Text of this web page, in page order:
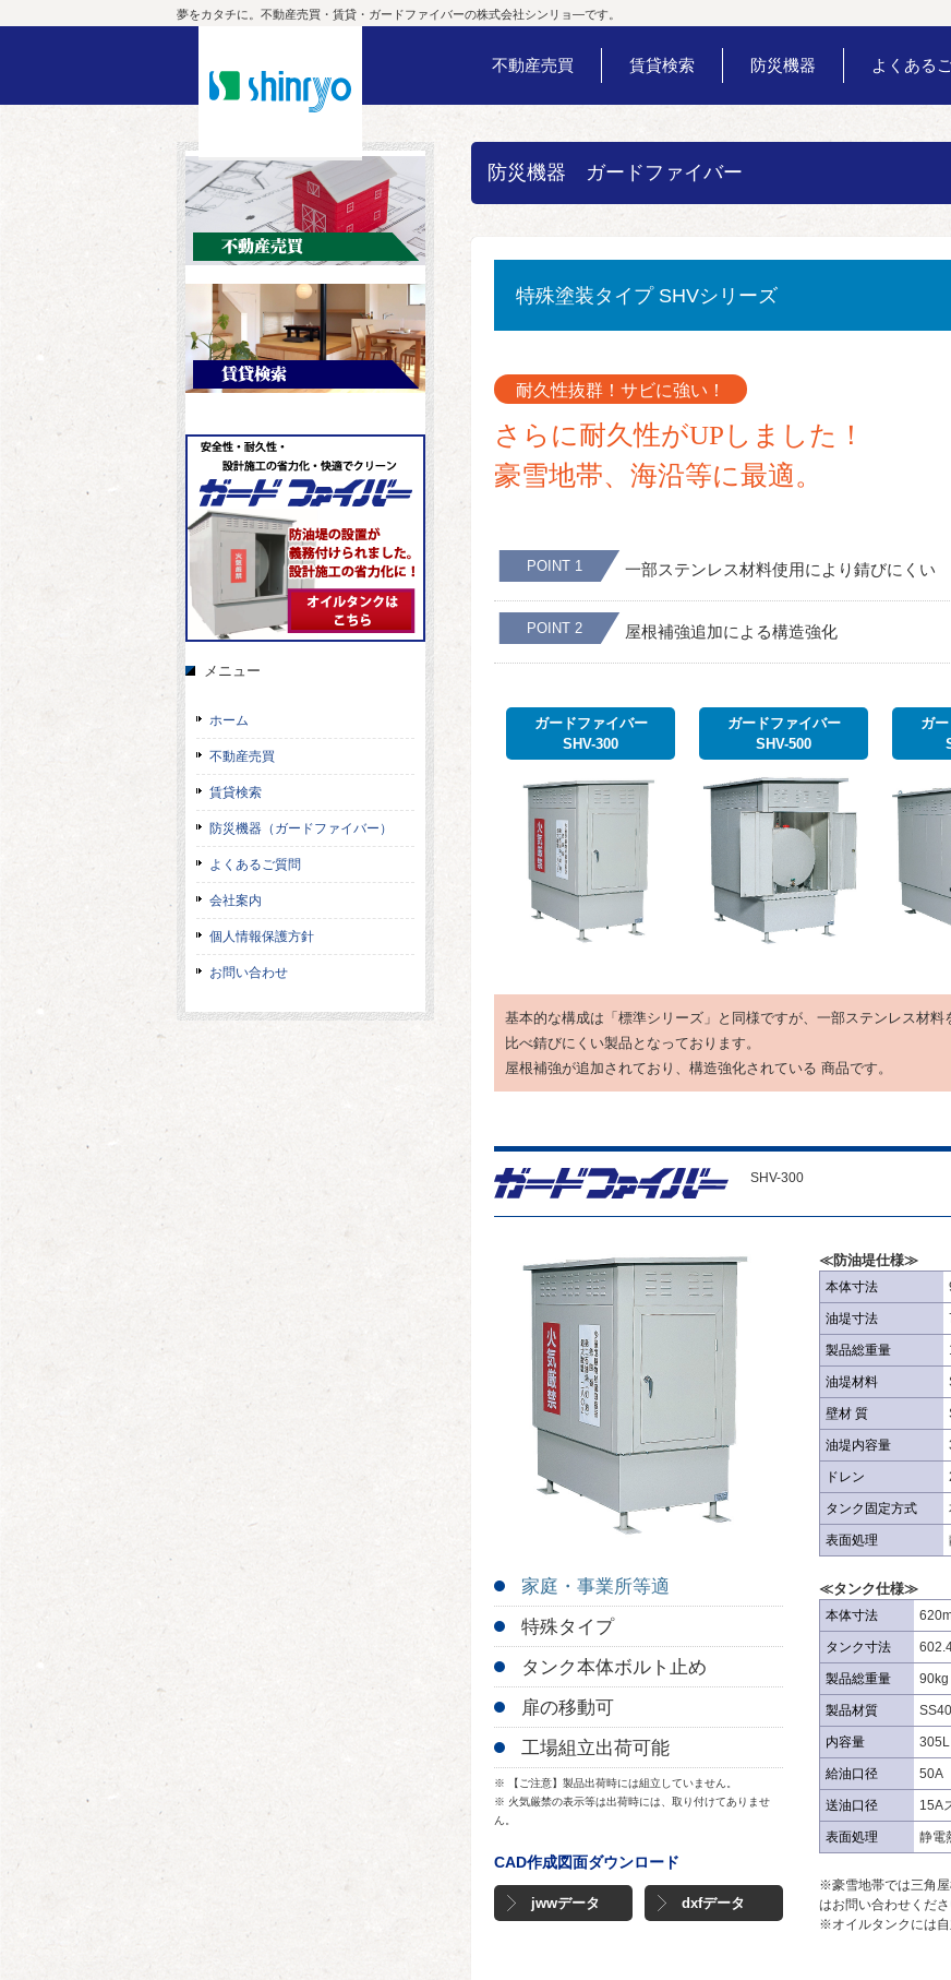
夢をカタチに。不動産売買・賃貸・ガードファイバーの株式会社シンリョ―です。
不動産売買 賃貸検索 防災機器 よくある
防災機器 ガードファイバー
特殊塗装タイプ SHVシリーズ
耐久性抜群！サビに強い！
さらに耐久性がUPしました！
豪雪地帯、海沿等に最適。
POINT 1 一部ステンレス材料使用により錆びにくい
POINT 2 屋根補強追加による構造強化
ガードファイバー
SHV-300
ガードファイバー
SHV-500
ガ
基本的な構成は「標準シリーズ」と同様ですが、一部ステンレス材
比べ錆びにくい製品となっております。
屋根補強が追加されており、構造強化されている 商品です。
SHV-300
家庭・事業所等適
特殊タイプ
タンク本体ボルト止め
扉の移動可
工場組立出荷可能
※ 【ご注意】製品出荷時には組立していません。
※ 火気厳禁の表示等は出荷時には、取り付けてありませ
ん。
CAD作成図面ダウンロード
jwwデータ dxfデータ
≪防油堤仕様≫
本体寸法
油堤寸法
製品総重量
油堤材料
壁材 質
油堤内容量
ドレン
タンク固定方式
表面処理
≪タンク仕様≫
本体寸法
タンク寸法
製品総重量 90kg
製品材質
内容量
給油口径 50A
送油口径 15A
表面処理 静電
※豪雪地帯では三角屋
はお問い合わせくださ
※オイルタンクには自
メニュー
ホーム
不動産売買
賃貸検索
防災機器（ガードファイバー）
よくあるご質問
会社案内
個人情報保護方針
お問い合わせ